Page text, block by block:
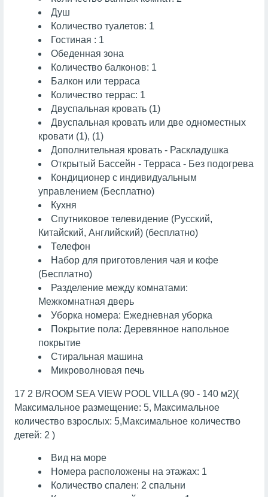
Душ
Количество туалетов: 1
Гостиная : 1
Обеденная зона
Количество балконов: 1
Балкон или терраса
Количество террас: 1
Двуспальная кровать (1)
Двуспальная кровать или две одноместных
кровати (1), (1)
Дополнительная кровать - Раскладушка
Открытый Бассейн - Терраса - Без подогрева
Кондиционер с индивидуальным
управлением (Бесплатно)
Кухня
Спутниковое телевидение (Русский,
Китайский, Английский) (бесплатно)
Телефон
Набор для приготовления чая и кофе
(Бесплатно)
Разделение между комнатами:
Межкомнатная дверь
Уборка номера: Ежедневная уборка
Покрытие пола: Деревянное напольное
покрытие
Стиральная машина
Микроволновая печь
17 2 B/ROOM SEA VIEW POOL VILLA (90 - 140 м2)(
Максимальное размещение: 5, Максимальное
количество взрослых: 5,Максимальное количество
детей: 2 )
Вид на море
Номера расположены на этажах: 1
Количество спален: 2 спальни